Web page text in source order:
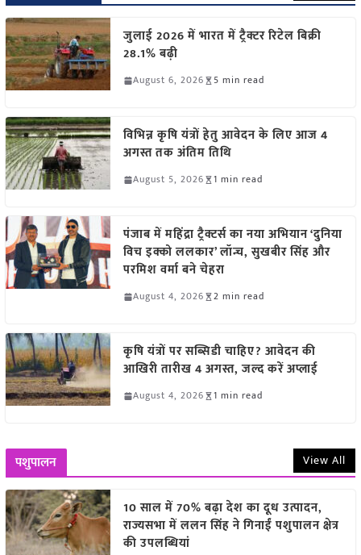
जुलाई 2026 में भारत में ट्रैक्टर रिटेल बिक्री
28.1% बढ़ी
August 6, 2026 5 min read
विभिन्न कृषि यंत्रों हेतु आवेदन के लिए आज 4
अगस्त तक अंतिम तिथि
August 5, 2026 1 min read
पंजाब में महिंद्रा ट्रैक्टर्स का नया अभियान ‘दुनिया
विच इक्को ललकार’ लॉन्च, सुखबीर सिंह और
परमिश वर्मा बने चेहरा
August 4, 2026 2 min read
कृषि यंत्रों पर सब्सिडी चाहिए? आवेदन की
आखिरी तारीख 4 अगस्त, जल्द करें अप्लाई
August 4, 2026 1 min read
पशुपालन View All
10 साल में 70% बढ़ा देश का दूध उत्पादन,
राज्यसभा में ललन सिंह ने गिनाईं पशुपालन क्षेत्र
की उपलब्धियां